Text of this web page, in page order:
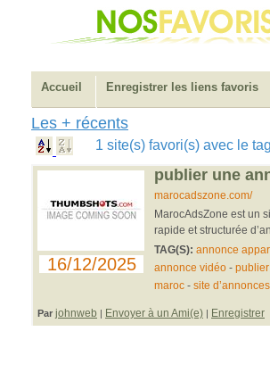
Accueil Enregistrer les liens favoris
Les + récents
1 site(s) favori(s) avec le
16/12/2025
publier une
marocadszone.com/
MarocAdsZone est un
rapide et structurée
TAG(S): annonce
annonce vidéo-
maroc- site d’annonces
Par johnweb | Envoyer à un Ami(e) | Enregistrer